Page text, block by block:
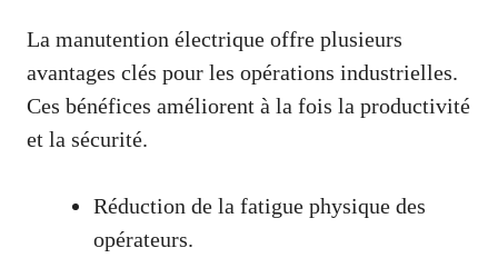
La manutention électrique offre plusieurs
avantages clés pour les opérations industrielles.
Ces bénéfices améliorent à la fois la productivité
et la sécurité.
Réduction de la fatigue physique des
opérateurs.